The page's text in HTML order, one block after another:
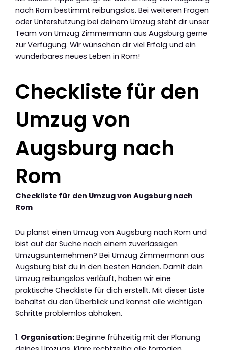
nach Rom bestimmt reibungslos. Bei weiteren Fragen
oder Unterstützung bei deinem Umzug steht dir unser
Team von Umzug Zimmermann aus Augsburg gerne
zur Verfügung. Wir wünschen dir viel Erfolg und ein
wunderbares neues Leben in Rom!
Checkliste für den
Umzug von
Augsburg nach
Rom
Checkliste für den Umzug von Augsburg nach
Rom
Du planst einen Umzug von Augsburg nach Rom und
bist auf der Suche nach einem zuverlässigen
Umzugsunternehmen? Bei Umzug Zimmermann aus
Augsburg bist du in den besten Händen. Damit dein
Umzug reibungslos verläuft, haben wir eine
praktische Checkliste für dich erstellt. Mit dieser Liste
behältst du den Überblick und kannst alle wichtigen
Schritte problemlos abhaken.
1. Organisation: Beginne frühzeitig mit der Planung